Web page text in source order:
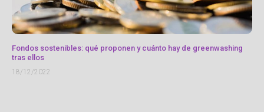
Fondos sostenibles: qué proponen y cuánto hay de greenwashing
tras ellos
18/12/2022